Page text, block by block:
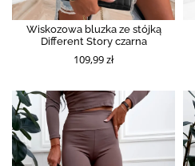
Wiskozowa bluzka ze stójką
Different Story czarna
109,99 zł